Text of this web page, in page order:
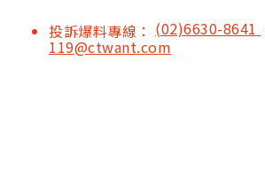
投訴爆料專線： (02)6630-8641
119@ctwant.com